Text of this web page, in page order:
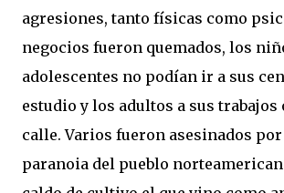
agresiones, tanto físicas como
negocios fueron quemados, los
adolescentes no podían ir a sus
estudio y los adultos a sus trabajos
calle. Varios fueron asesinados
paranoia del pueblo